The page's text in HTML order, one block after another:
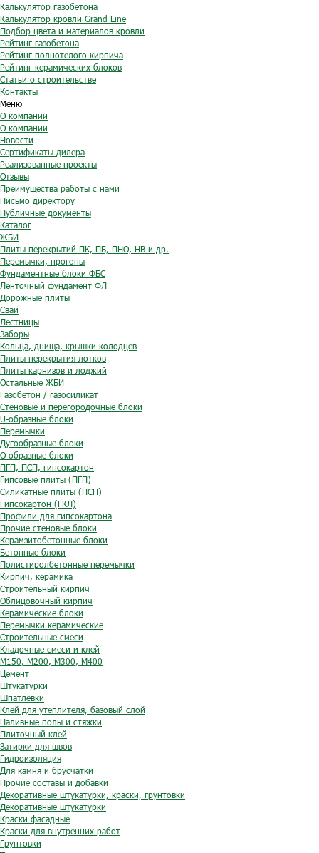
Калькулятор газобетона
Калькулятор кровли Grand Line
Подбор цвета и материалов кровли
Рейтинг газобетона
Рейтинг полнотелого кирпича
Рейтинг керамических блоков
Статьи о строительстве
Контакты
Меню
О компании
О компании
Новости
Сертификаты дилера
Реализованные проекты
Отзывы
Преимущества работы с нами
Письмо директору
Публичные документы
Каталог
ЖБИ
Плиты перекрытий ПК, ПБ, ПНО, НВ и др.
Перемычки, прогоны
Фундаментные блоки ФБС
Ленточный фундамент ФЛ
Дорожные плиты
Сваи
Лестницы
Заборы
Кольца, днища, крышки колодцев
Плиты перекрытия лотков
Плиты карнизов и лоджий
Остальные ЖБИ
Газобетон / газосиликат
Стеновые и перегородочные блоки
U-образные блоки
Перемычки
Дугообразные блоки
O-образные блоки
ПГП, ПСП, гипсокартон
Гипсовые плиты (ПГП)
Силикатные плиты (ПСП)
Гипсокартон (ГКЛ)
Профили для гипсокартона
Прочие стеновые блоки
Керамзитобетонные блоки
Бетонные блоки
Полистиролбетонные перемычки
Кирпич, керамика
Строительный кирпич
Облицовочный кирпич
Керамические блоки
Перемычки керамические
Строительные смеси
Кладочные смеси и клей
М150, М200, М300, М400
Цемент
Штукатурки
Шпатлевки
Клей для утеплителя, базовый слой
Наливные полы и стяжки
Плиточный клей
Затирки для швов
Гидроизоляция
Для камня и брусчатки
Прочие составы и добавки
Декоративные штукатурки, краски, грунтовки
Декоративные штукатурки
Краски фасадные
Краски для внутренних работ
Грунтовки